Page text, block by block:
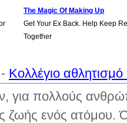
The Magic Of Making Up
Get Your Ex Back. Help Keep
Together
Κολλέγιο
για πολλούς
ζωής ενός ατόμου.